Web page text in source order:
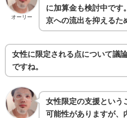
オーリー
に加算金も検討中です
京への流出を抑えるた
女性に限定される点について議
ですね。
女性限定の支援という
可能性がありますが、